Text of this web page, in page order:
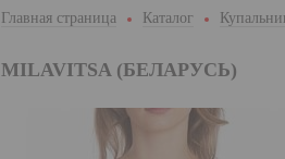
Главная страница Каталог
MILAVITSA (БЕЛАРУСЬ)